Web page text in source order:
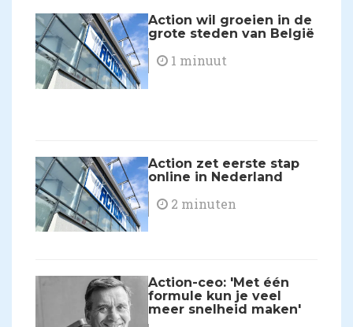
Action wil groeien in de
grote steden van België
1 minuut
Action zet eerste stap
online in Nederland
2 minuten
Action-ceo: 'Met één
formule kun je veel
meer snelheid maken'